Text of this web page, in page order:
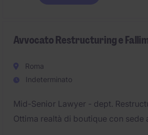
Avvocato Restructuring e
Roma
Indeterminato
Mid-Senior Lawyer - dept.
Ottima realtà di boutique con sede